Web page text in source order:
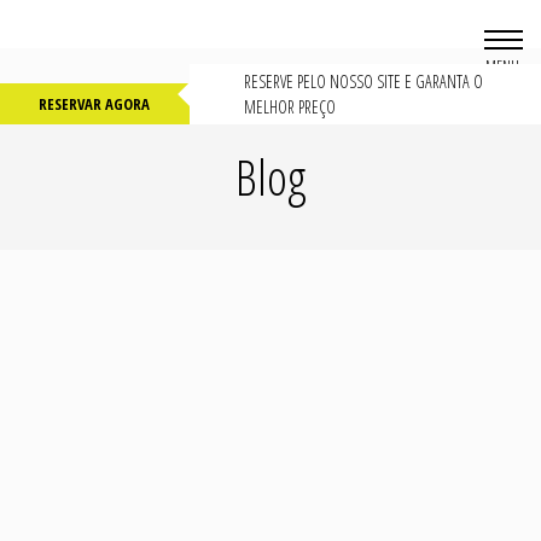
MENU
RESERVAR AGORA
RESERVE PELO NOSSO SITE E GARANTA O
MELHOR PREÇO
Blog